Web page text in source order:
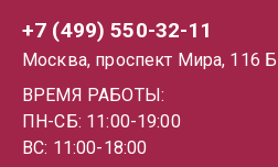
+7 (499) 550-32-11
Москва, проспект Мира, 116 Б
ВРЕМЯ РАБОТЫ:
ПН-СБ: 11:00-19:00
ВС: 11:00-18:00